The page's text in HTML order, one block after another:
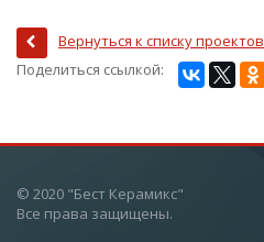
Вернуться к списку проектов
Поделиться ссылкой:
© 2020 "Бест Керамикс"
Все права защищены.